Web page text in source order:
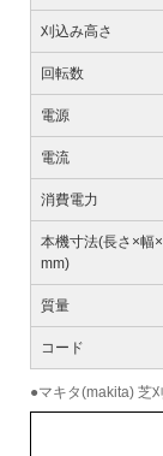
刈込み高さ
回転数
電源
電流
消費電力
本機寸法(長さ×幅
mm)
質量
コード
●マキタ(makita) 芝